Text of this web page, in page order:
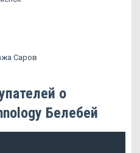
Саров
о
Белебей